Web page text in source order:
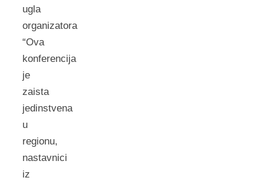
ugla
organizatora
“Ova
konferencija
je
zaista
jedinstvena
u
regionu,
nastavnici
iz